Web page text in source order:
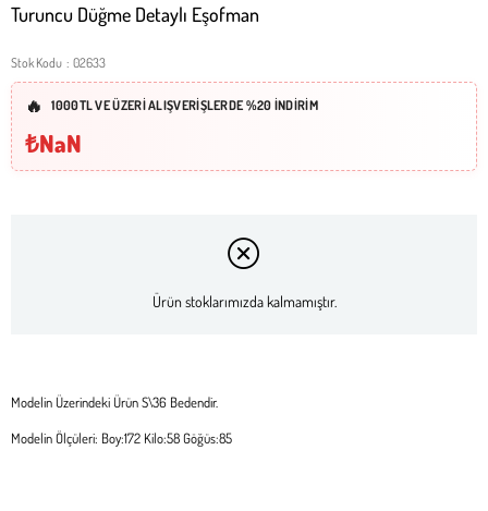
Turuncu Düğme Detaylı Eşofman
Stok Kodu 02633
1000TL VE ÜZERİ ALIŞVERİŞLERDE %20 İNDİRİM
₺NaN
Ürün stoklarımızda kalmamıştır.
Modelin Üzerindeki Ürün S\36 Bedendir.
Modelin Ölçüleri: Boy:172 Kilo:58 Göğüs:85